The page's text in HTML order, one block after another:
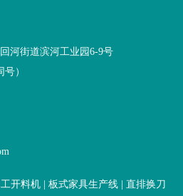
河街道滨河工业园6-9号
号）
开料机 | 板式家具生产线 | 直排换刀